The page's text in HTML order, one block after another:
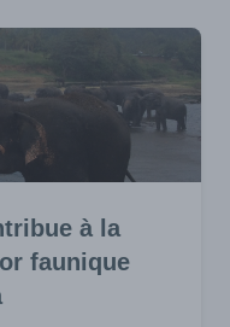
à la
faunique